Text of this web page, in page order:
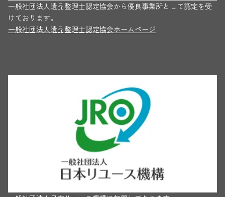
一般社団法人遺品整理士認定協会から優良事業所として認定を受
けております。
一般社団法人遺品整理士認定協会ホームページ